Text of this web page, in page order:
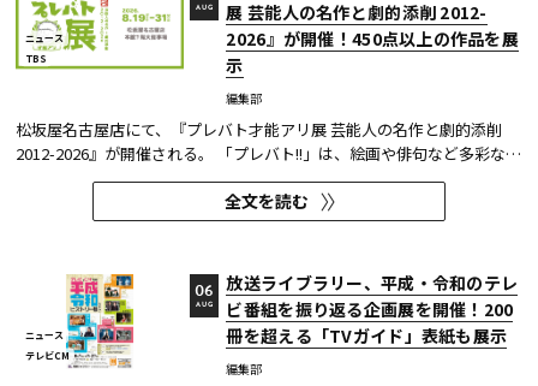
ニュース
TBS
展 芸能人の名作と劇的添削 2012-
2026』が開催！450点以上の作品を展
示
編集部
AUG
松坂屋名古屋店にて、『プレバト才能アリ展 芸能人の名作と劇的添削
2012-2026』が開催される。 「プレバト!!」は、絵画や俳句など多彩な芸
術ジャンルに芸能人が挑戦し、その作品を超一流の講師陣が才能アリ/ナ
シで厳しく査定する教養バラエティー番組だ。 本展では、定番ジャンル
の俳句・水彩画から、大漁旗や黒板アートといった巨大作品...
全文を読む
ニュース
テレビCM
放送ライブラリー、平成・令和のテレ
ビ番組を振り返る企画展を開催！200
冊を超える「TVガイド」表紙も展示
編集部
06
AUG